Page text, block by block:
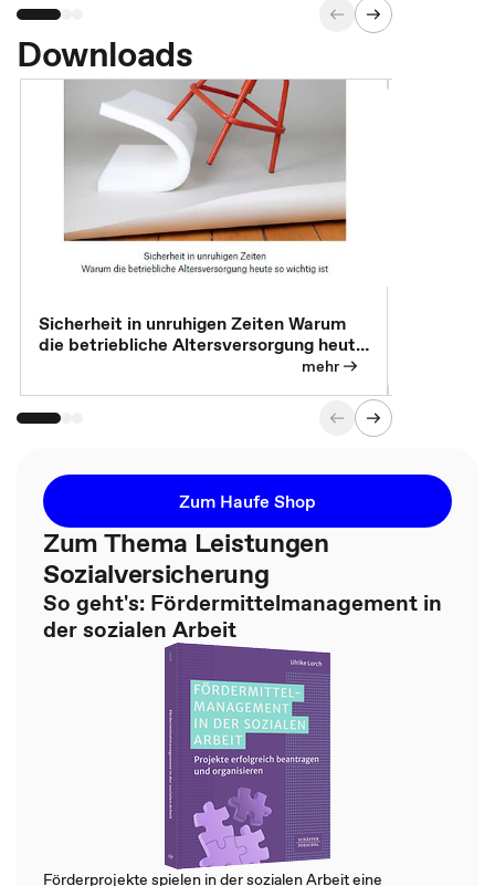
Downloads
Sicherheit in unruhigen Zeiten Warum
die betriebliche Altersversorgung heute
mehr
Zum Haufe Shop
Zum Thema Leistungen
Sozialversicherung
So geht's: Fördermittelmanagement in
der sozialen Arbeit
Förderprojekte spielen in der sozialen Arbeit eine